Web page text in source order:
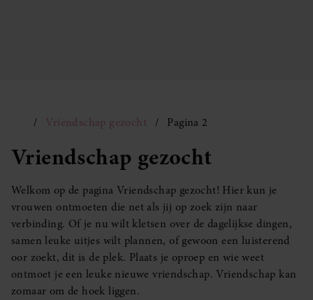
Vriendschap gezocht Pagina 2
Vriendschap gezocht
Welkom op de pagina Vriendschap gezocht! Hier kun je
vrouwen ontmoeten die net als jij op zoek zijn naar
verbinding. Of je nu wilt kletsen over de dagelijkse dingen,
samen leuke uitjes wilt plannen, of gewoon een luisterend
oor zoekt, dit is de plek. Plaats je oproep en wie weet
ontmoet je een leuke nieuwe vriendschap. Vriendschap kan
zomaar om de hoek liggen.